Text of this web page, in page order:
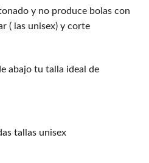
y no produce bolas con
( las unisex) y corte
abajo tu talla ideal de